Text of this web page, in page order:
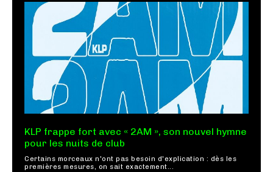
KLP frappe fort avec « 2AM », son nouvel hymne
pour les nuits de club
Certains morceaux n'ont pas besoin d'explication : dès les
premières mesures, on sait exactement...